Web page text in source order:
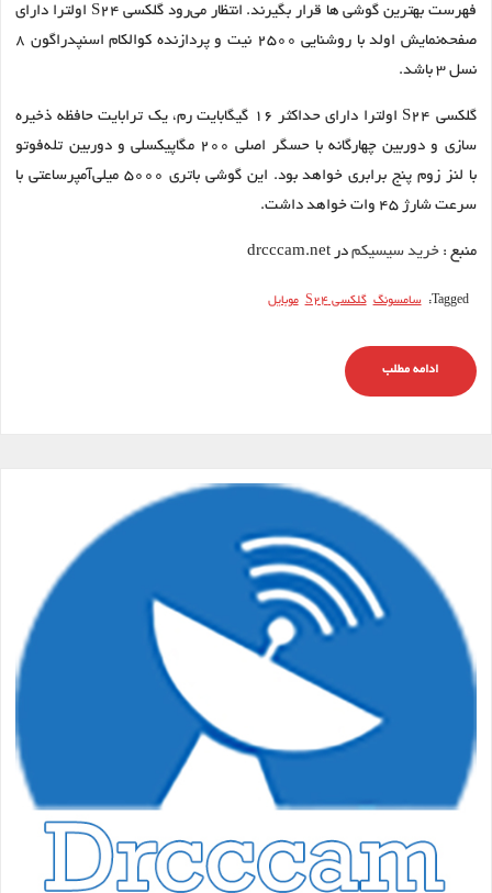
فهرست بهترین گوشی ها قرار بگیرند. انتظار می‌رود گلکسی S24 اولترا دارای
صفحه‌نمایش اولد با روشنایی ۲۵۰۰ نیت و پردازنده کوالکام اسنپدراگون ۸
نسل ۳ باشد.
گلکسی S24 اولترا دارای حداکثر ۱۶ گیگابایت رم، یک ترابایت حافظه ذخیره
سازی و دوربین چهارگانه با حسگر اصلی ۲۰۰ مگاپیکسلی و دوربین تله‌فوتو
با لنز زوم پنج برابری خواهد بود. این گوشی باتری ۵۰۰۰ میلی‌آمپر‌ساعتی با
سرعت شارژ ۴۵ وات خواهد داشت.
منبع :خرید سیسیکم در drcccam.net
Tagged: سامسونگ گلکسی S24 موبایل
ادامه مطلب